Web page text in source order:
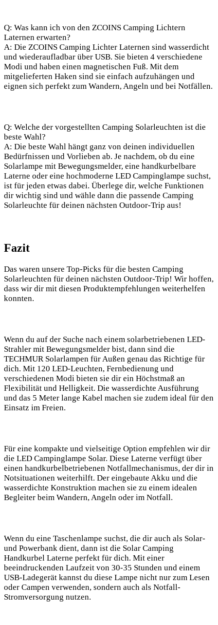
Q: ​Was kann ich von den ZCOINS Camping Lichtern
Laternen erwarten?
A: Die ZCOINS Camping Lichter Laternen sind wasserdicht ​
und wiederaufladbar über USB. Sie bieten⁣ 4 verschiedene
Modi und haben einen magnetischen Fuß. Mit dem
mitgelieferten ​Haken sind ‌sie einfach aufzuhängen und
eignen sich⁣ perfekt zum Wandern, ⁢Angeln und bei Notfällen.
Q: Welche der‍ vorgestellten‍ Camping Solarleuchten ist die
beste Wahl?
A: Die⁣ beste Wahl hängt ganz von deinen individuellen
Bedürfnissen und​ Vorlieben ab. Je nachdem, ob⁢ du eine
Solarlampe mit Bewegungsmelder, eine handkurbelbare
Laterne oder eine⁣ hochmoderne LED Campinglampe suchst,
ist⁢ für jeden etwas dabei. Überlege dir, welche Funktionen
dir wichtig sind und ⁢wähle dann die passende Camping
Solarleuchte für​ deinen nächsten Outdoor-Trip aus!
Fazit
Das waren unsere Top-Picks für​ die besten Camping
Solarleuchten für deinen nächsten Outdoor-Trip! Wir hoffen,
dass wir dir mit diesen Produktempfehlungen weiterhelfen
konnten.
Wenn du auf der Suche​ nach einem solarbetriebenen ⁣LED-
Strahler mit Bewegungsmelder bist, dann sind die
TECHMUR Solarlampen für Außen genau das Richtige​ für
dich. Mit 120 ⁣LED-Leuchten, Fernbedienung und
verschiedenen ⁢Modi bieten​ sie dir ein Höchstmaß an
‍Flexibilität und Helligkeit. ‍Die wasserdichte Ausführung
und das 5 Meter lange Kabel machen sie zudem ideal für den
Einsatz im Freien.
Für eine kompakte und vielseitige Option empfehlen ‌wir dir
die⁤ LED Campinglampe Solar. Diese Laterne ⁢verfügt über
einen handkurbelbetriebenen⁢ Notfallmechanismus, der ⁣dir in
Notsituationen weiterhilft. Der eingebaute Akku und die
wasserdichte Konstruktion machen sie zu einem idealen
Begleiter beim Wandern, Angeln oder im ‍Notfall.
Wenn du eine ⁣Taschenlampe suchst, die dir auch als Solar-
und Powerbank dient, dann ist die Solar Camping
Handkurbel Laterne perfekt für dich. Mit einer
beeindruckenden Laufzeit von 30-35 Stunden und einem
USB-Ladegerät kannst du diese Lampe nicht nur zum Lesen
oder Campen verwenden, ‍sondern auch als Notfall-
Stromversorgung nutzen.